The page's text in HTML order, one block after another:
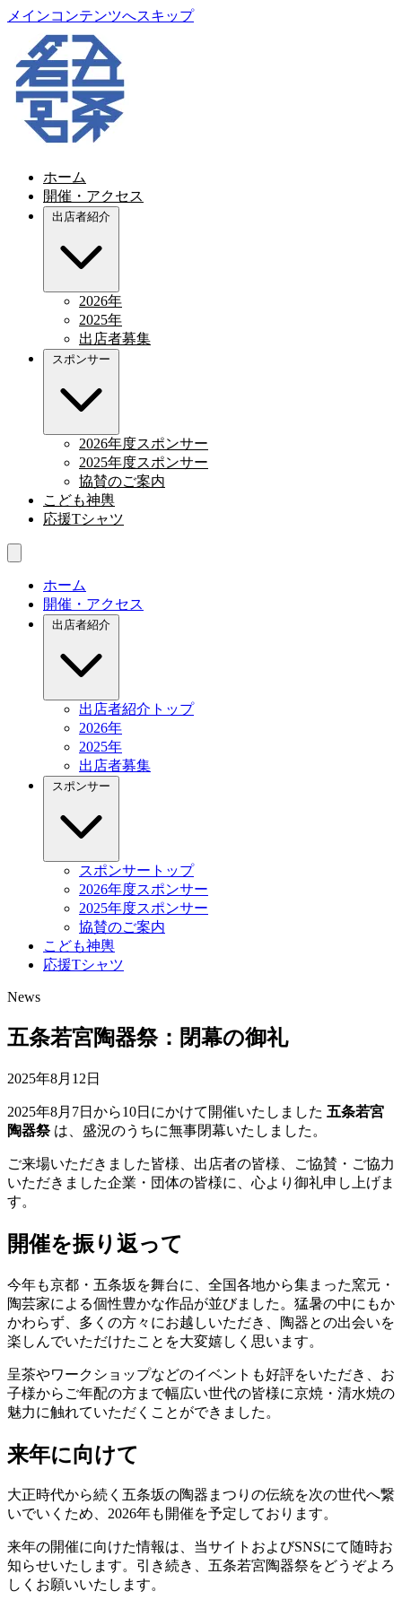
メインコンテンツへスキップ
ホーム
開催・アクセス
2026年
2025年
出店者募集
2026年度スポンサー
2025年度スポンサー
協賛のご案内
こども神輿
応援Tシャツ
ホーム
開催・アクセス
出店者紹介トップ
2026年
2025年
出店者募集
スポンサートップ
2026年度スポンサー
2025年度スポンサー
協賛のご案内
こども神輿
応援Tシャツ
News
五条若宮陶器祭：閉幕の御礼
2025年8月12日
2025年8月7日から10日にかけて開催いたしました 五条若宮
陶器祭は、盛況のうちに無事閉幕いたしました。
ご来場いただきました皆様、出店者の皆様、ご協賛・ご協力
いただきました企業・団体の皆様に、心より御礼申し上げま
す。
開催を振り返って
今年も京都・五条坂を舞台に、全国各地から集まった窯元・
陶芸家による個性豊かな作品が並びました。猛暑の中にもか
かわらず、多くの方々にお越しいただき、陶器との出会いを
楽しんでいただけたことを大変嬉しく思います。
呈茶やワークショップなどのイベントも好評をいただき、お
子様からご年配の方まで幅広い世代の皆様に京焼・清水焼の
魅力に触れていただくことができました。
来年に向けて
大正時代から続く五条坂の陶器まつりの伝統を次の世代へ繋
いでいくため、2026年も開催を予定しております。
来年の開催に向けた情報は、当サイトおよびSNSにて随時お
知らせいたします。引き続き、五条若宮陶器祭をどうぞよろ
しくお願いいたします。